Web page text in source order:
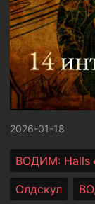
2026-01-18
ВОДИМ: Halls
Олдскул